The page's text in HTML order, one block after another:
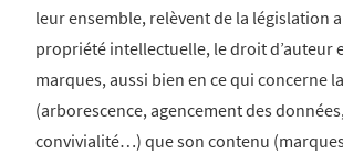
leur ensemble, relèvent de la législation
propriété intellectuelle, le droit d’auteur
marques, aussi bien en ce qui concerne
(arborescence, agencement des
convivialité…) que son contenu